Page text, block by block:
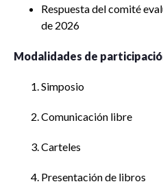
Respuesta del comité
de 2026
Modalidades de
Simposio
Comunicación libre
Carteles
Presentación de libros